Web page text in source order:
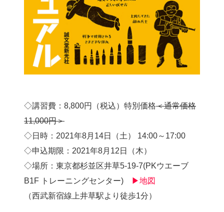
◇講習費：8,800円（税込）特別価格＜通常価格
11,000円＞
◇日時：2021年8月14日（土） 14:00～17:00
◇申込期限：2021年8月12日（木）
◇場所：東京都杉並区井草5-19-7(PKウエーブ
B1F トレーニングセンター)
▶地図
（西武新宿線上井草駅より徒歩1分）